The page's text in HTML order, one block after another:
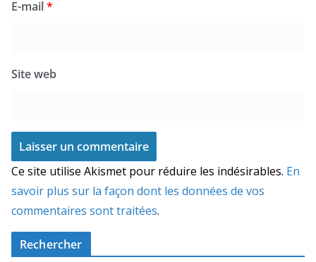
E-mail*
Site web
Ce site utilise Akismet pour réduire les indésirables. En
savoir plus sur la façon dont les données de vos
commentaires sont traitées.
Rechercher